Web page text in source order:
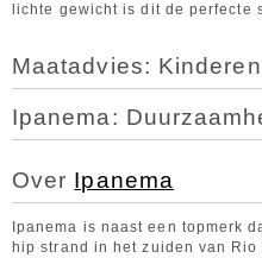
lichte gewicht is dit de
Maatadvies: Kinderen
Ipanema:
Over Ipanema
Ipanema is naast een topmerk
hip strand in het zuiden van